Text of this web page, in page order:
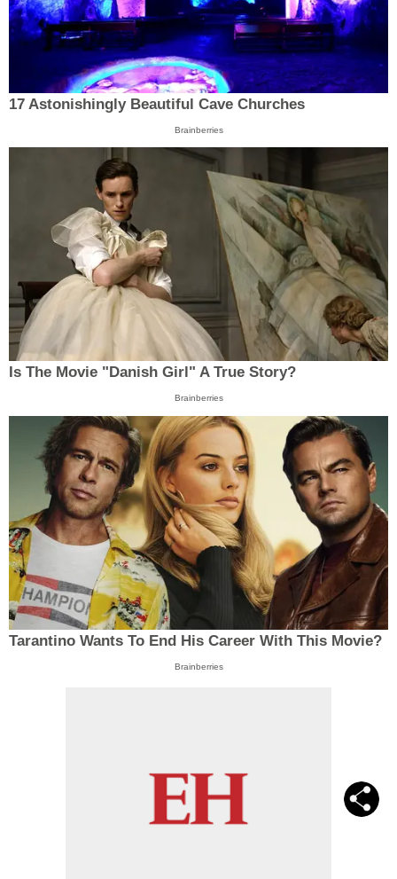
17 Astonishingly Beautiful Cave Churches
Brainberries
Is The Movie "Danish Girl" A True Story?
Brainberries
Tarantino Wants To End His Career With This Movie?
Brainberries